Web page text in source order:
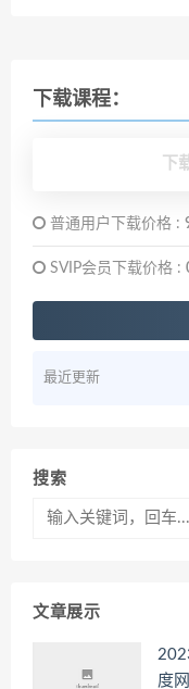
下载课程：
下
普通用户下载价格 :
SVIP会员下载价格 :
最近更新
搜索
文章展示
度